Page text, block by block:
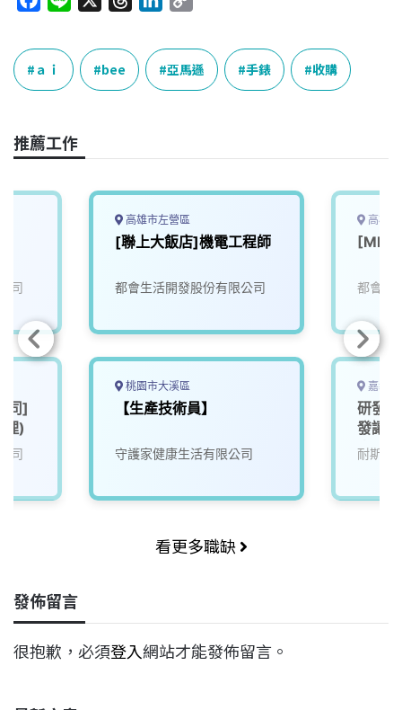
c
e
b
o
k
e
e
n
k
e
n
p
y
L
k
ａｉ bee 亞馬遜 手錶 收購
推薦工作
司
司]
理)
司
高雄市左營區
[聯上大飯店]機電工程師
都會生活開發股份有限公司
桃園市大溪區
【生產技術員】
守護家健康生活有限公司
高雄
[MLD
都會生
嘉義
研發
發讓
來)2
耐斯企
看更多職缺
發佈留言
很抱歉，必須登入網站才能發佈留言。